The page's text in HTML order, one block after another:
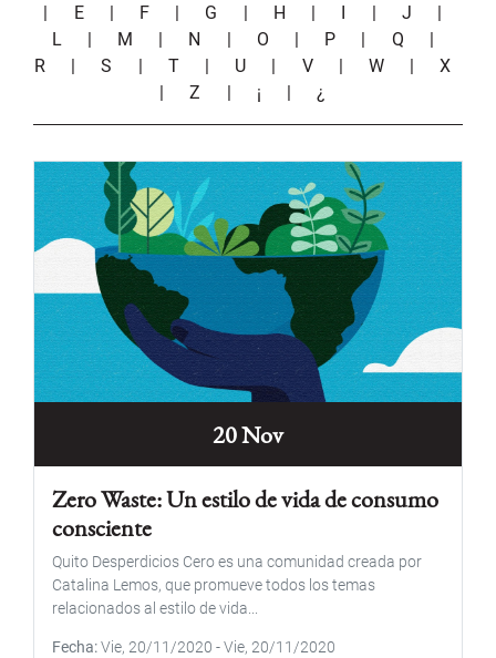
| E | F | G | H | I | J
|
L
| M | N | O | P | Q
|
R
|S | T | U | V |W |X
|Z | ¡ |¿
20 Nov
Zero Waste: Un estilo de vida de consumo
consciente
Quito Desperdicios Cero es una comunidad creada por
Catalina Lemos, que promueve todos los temas
relacionados al estilo de vida...
Fecha Vie, 20/11/2020 -Vie, 20/11/2020